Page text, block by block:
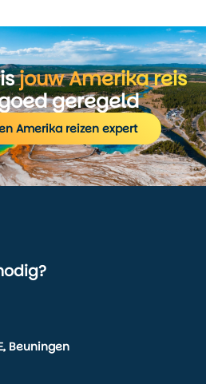
jouw Amerika reis
geregeld
Amerika reizen expert
Beuningen